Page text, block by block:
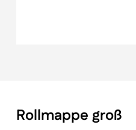
Rollmappe groß